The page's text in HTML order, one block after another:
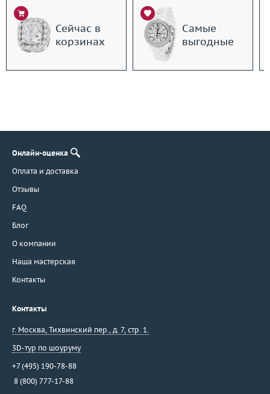
Сейчас в
корзинах
Самые
выгодные
Онлайн-оценка
Оплата и доставка
Отзывы
FAQ
Блог
О компании
Наша мастерская
Контакты
Контакты
г. Москва, Тихвинский пер., д. 7, стр. 1.
3D-тур по шоуруму
+7 (495) 190-78-88
8 (800) 777-17-88